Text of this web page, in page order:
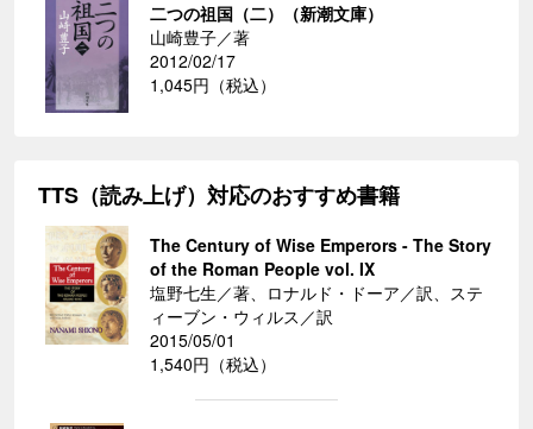
二つの祖国（二）（新潮文庫）
山崎豊子／著
2012/02/17
1,045円（税込）
TTS（読み上げ）対応のおすすめ書籍
The Century of Wise Emperors - The Story
of the Roman People vol. IX
塩野七生／著、ロナルド・ドーア／訳、ステ
ィーブン・ウィルス／訳
2015/05/01
1,540円（税込）